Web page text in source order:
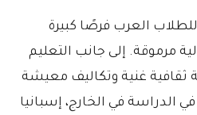
العرب فرصًا كبيرة
مرموقة. إلى جانب التعليم
ثقافية غنية وتكاليف معيشة
الدراسة في الخارج، إسبانيا